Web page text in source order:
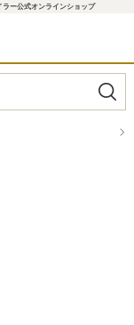
ー公式オンラインショップ